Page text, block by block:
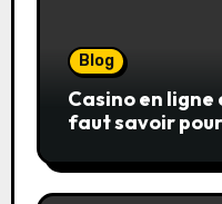
Blog
Casino en ligne
faut savoir